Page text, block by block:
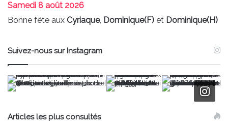
Samedi 8 août 2026
Bonne fête aux Cyriaque, Dominique(F) et Dominique(H)
Suivez-nous sur Instagram
Articles les plus consultés